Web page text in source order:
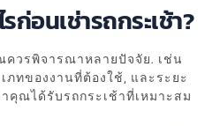
อนเช่ารถกระเช้า?
วรพิจารณาหลายปัจจัย. เช่น
ทของงานที่ต้องใช้, และระยะ
คุณได้รับรถกระเช้าที่เหมาะสม